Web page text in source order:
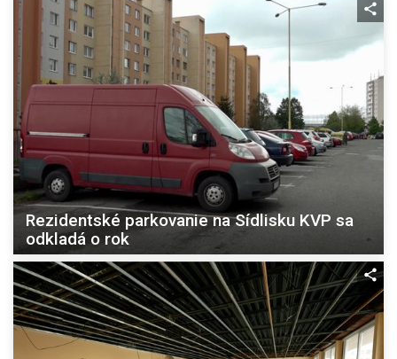
Rezidentské parkovanie na Sídlisku KVP sa
odkladá o rok